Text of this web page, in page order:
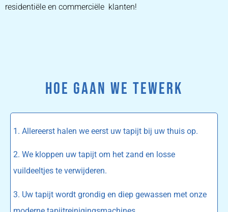
residentiële en commerciële klanten!
HOE GAAN WE TEWERK
1. Allereerst halen we eerst uw tapijt bij uw thuis op.
2. We kloppen uw tapijt om het zand en losse
vuildeeltjes te verwijderen.
3. Uw tapijt wordt grondig en diep gewassen met onze